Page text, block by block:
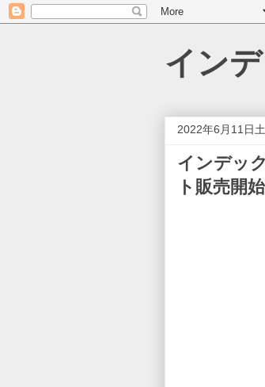
イン
2022年6月11日
インデッ
ト販売開